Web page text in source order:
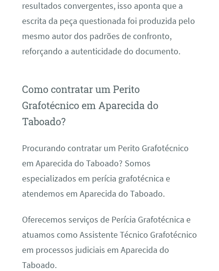
resultados convergentes, isso aponta que a
escrita da peça questionada foi produzida pelo
mesmo autor dos padrões de confronto,
reforçando a autenticidade do documento.
Como contratar um Perito
Grafotécnico em Aparecida do
Taboado?
Procurando contratar um Perito Grafotécnico
em Aparecida do Taboado? Somos
especializados em perícia grafotécnica e
atendemos em Aparecida do Taboado.
Oferecemos serviços de Perícia Grafotécnica e
atuamos como Assistente Técnico Grafotécnico
em processos judiciais em Aparecida do
Taboado.